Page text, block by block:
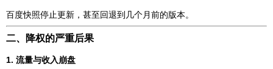
百度快照停止更新，甚至回退到几个月前的版本。
二、降权的严重后果
1. 流量与收入崩盘